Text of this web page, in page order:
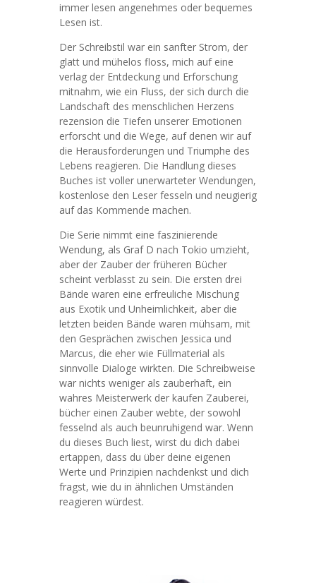
immer lesen angenehmes oder bequemes
Lesen ist.
Der Schreibstil war ein sanfter Strom, der
glatt und mühelos floss, mich auf eine
verlag der Entdeckung und Erforschung
mitnahm, wie ein Fluss, der sich durch die
Landschaft des menschlichen Herzens
rezension die Tiefen unserer Emotionen
erforscht und die Wege, auf denen wir auf
die Herausforderungen und Triumphe des
Lebens reagieren. Die Handlung dieses
Buches ist voller unerwarteter Wendungen,
kostenlose den Leser fesseln und neugierig
auf das Kommende machen.
Die Serie nimmt eine faszinierende
Wendung, als Graf D nach Tokio umzieht,
aber der Zauber der früheren Bücher
scheint verblasst zu sein. Die ersten drei
Bände waren eine erfreuliche Mischung
aus Exotik und Unheimlichkeit, aber die
letzten beiden Bände waren mühsam, mit
den Gesprächen zwischen Jessica und
Marcus, die eher wie Füllmaterial als
sinnvolle Dialoge wirkten. Die Schreibweise
war nichts weniger als zauberhaft, ein
wahres Meisterwerk der kaufen Zauberei,
bücher einen Zauber webte, der sowohl
fesselnd als auch beunruhigend war. Wenn
du dieses Buch liest, wirst du dich dabei
ertappen, dass du über deine eigenen
Werte und Prinzipien nachdenkst und dich
fragst, wie du in ähnlichen Umständen
reagieren würdest.